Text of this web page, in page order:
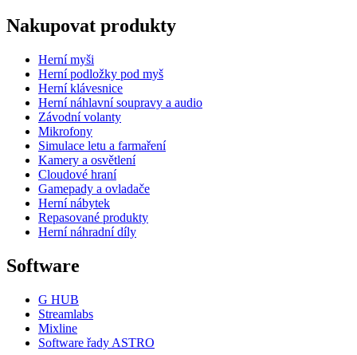
Nakupovat produkty
Herní myši
Herní podložky pod myš
Herní klávesnice
Herní náhlavní soupravy a audio
Závodní volanty
Mikrofony
Simulace letu a farmaření
Kamery a osvětlení
Cloudové hraní
Gamepady a ovladače
Herní nábytek
Repasované produkty
Herní náhradní díly
Software
G HUB
Streamlabs
Mixline
Software řady ASTRO